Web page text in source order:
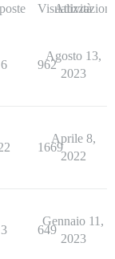
Visualizzazioni
Attività
6 962
Agosto 13,
2023
1669
Aprile 8,
2022
3 649
Gennaio 11,
2023